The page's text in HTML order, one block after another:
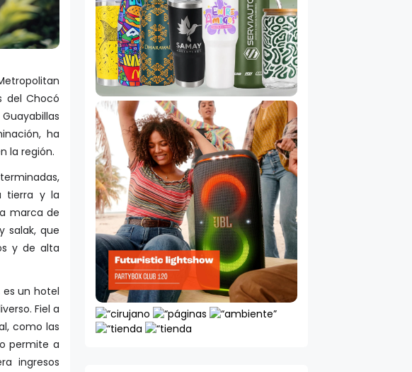
del Chocó
ha
la región.
tierra y la
marca de
salak, que
y de alta
es un hotel
Fiel a
como las
permite a
ingresos